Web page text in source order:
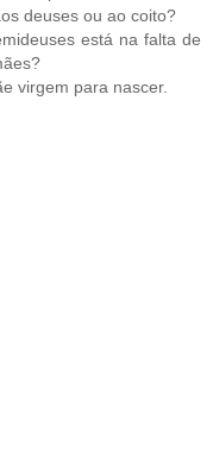
deuses ou ao coito?
está na falta de
virgem para nascer.